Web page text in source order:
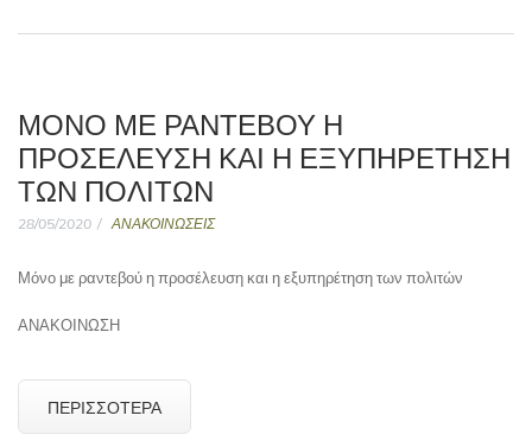
ΜΌΝΟ ΜΕ ΡΑΝΤΕΒΟΎ Η
ΠΡΟΣΈΛΕΥΣΗ ΚΑΙ Η ΕΞΥΠΗΡΈΤΗΣΗ
ΤΩΝ ΠΟΛΙΤΏΝ
28/05/2020 ΑΝΑΚΟΙΝΩΣΕΙΣ
Μόνο με ραντεβού η προσέλευση και η εξυπηρέτηση των πολιτών
ΑΝΑΚΟΙΝΩΣΗ
ΠΕΡΙΣΣΌΤΕΡΑ